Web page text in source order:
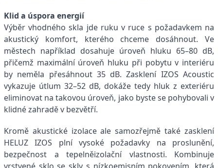
Klid a úspora energií
Výběr vhodného skla jde ruku v ruce s požadavkem na
akustický komfort, kterého chceme dosáhnout. Ve
městech například dosahuje úroveň hluku 65–80 dB,
přičemž maximální úroveň hluku při pobytu v interiéru
by neměla přesáhnout 35 dB. Zasklení IZOS Acoustic
vykazuje útlum 32–52 dB, dokáže tedy hluk z exteriéru
eliminovat na takovou úroveň, jako byste se pohybovali v
klidné zahradě v bezvětří.
Kromě akustické izolace ale samozřejmě také zasklení
HELUZ IZOS plní vysoké požadavky na proslunění,
bezpečnost a tepelněizolační vlastnosti. Kombinuje